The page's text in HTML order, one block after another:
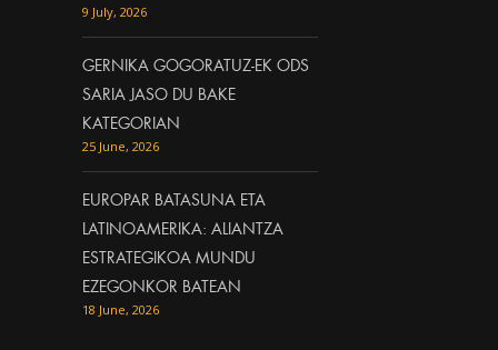
9 July, 2026
GERNIKA GOGORATUZ-EK ODS
SARIA JASO DU BAKE
KATEGORIAN
25 June, 2026
EUROPAR BATASUNA ETA
LATINOAMERIKA: ALIANTZA
ESTRATEGIKOA MUNDU
EZEGONKOR BATEAN
18 June, 2026